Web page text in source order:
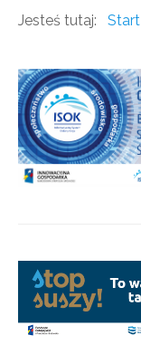
Jesteś tutaj: Start